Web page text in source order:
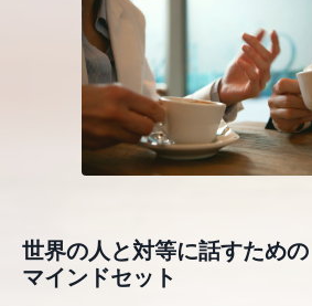
世界の人と対等に話すための
マインドセット